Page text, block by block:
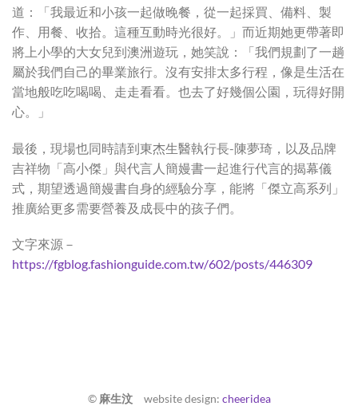
道：「我最近和小孩一起做晚餐，從一起採買、備料、製
作、用餐、收拾。這種互動時光很好。」而近期她更帶著即
將上小學的大女兒到澳洲遊玩，她笑說：「我們規劃了一趟
屬於我們自己的畢業旅行。沒有安排太多行程，像是生活在
當地般吃吃喝喝、走走看看。也去了好幾個公園，玩得好開
心。」
最後，現場也同時請到東杰生醫執行長-陳夢琦，以及品牌
吉祥物「高小傑」與代言人簡嫚書一起進行代言的揭幕儀
式，期望透過簡嫚書自身的經驗分享，能將「傑立高系列」
推廣給更多需要營養及成長中的孩子們。
文字來源－
https://fgblog.fashionguide.com.tw/602/posts/446309
© 麻生汶website design: cheeridea